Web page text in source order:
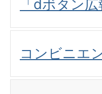
「dボタン
コンビニエ